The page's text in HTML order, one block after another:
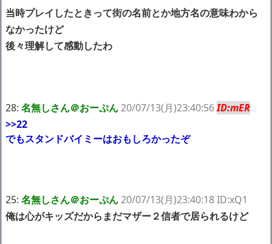
当時プレイしたときって街の名前とか地方名の意味わから
なかったけど
後々理解して感動したわ
28: 名無しさん＠おーぷん20/07/13(月)23:40:56ID:mER
>>22
でもスタンドバイミーはおもしろかったぞ
25: 名無しさん＠おーぷん20/07/13(月)23:40:18 ID:xQ1
俺は心がキッズだからまだマザー２信者で居られるけど